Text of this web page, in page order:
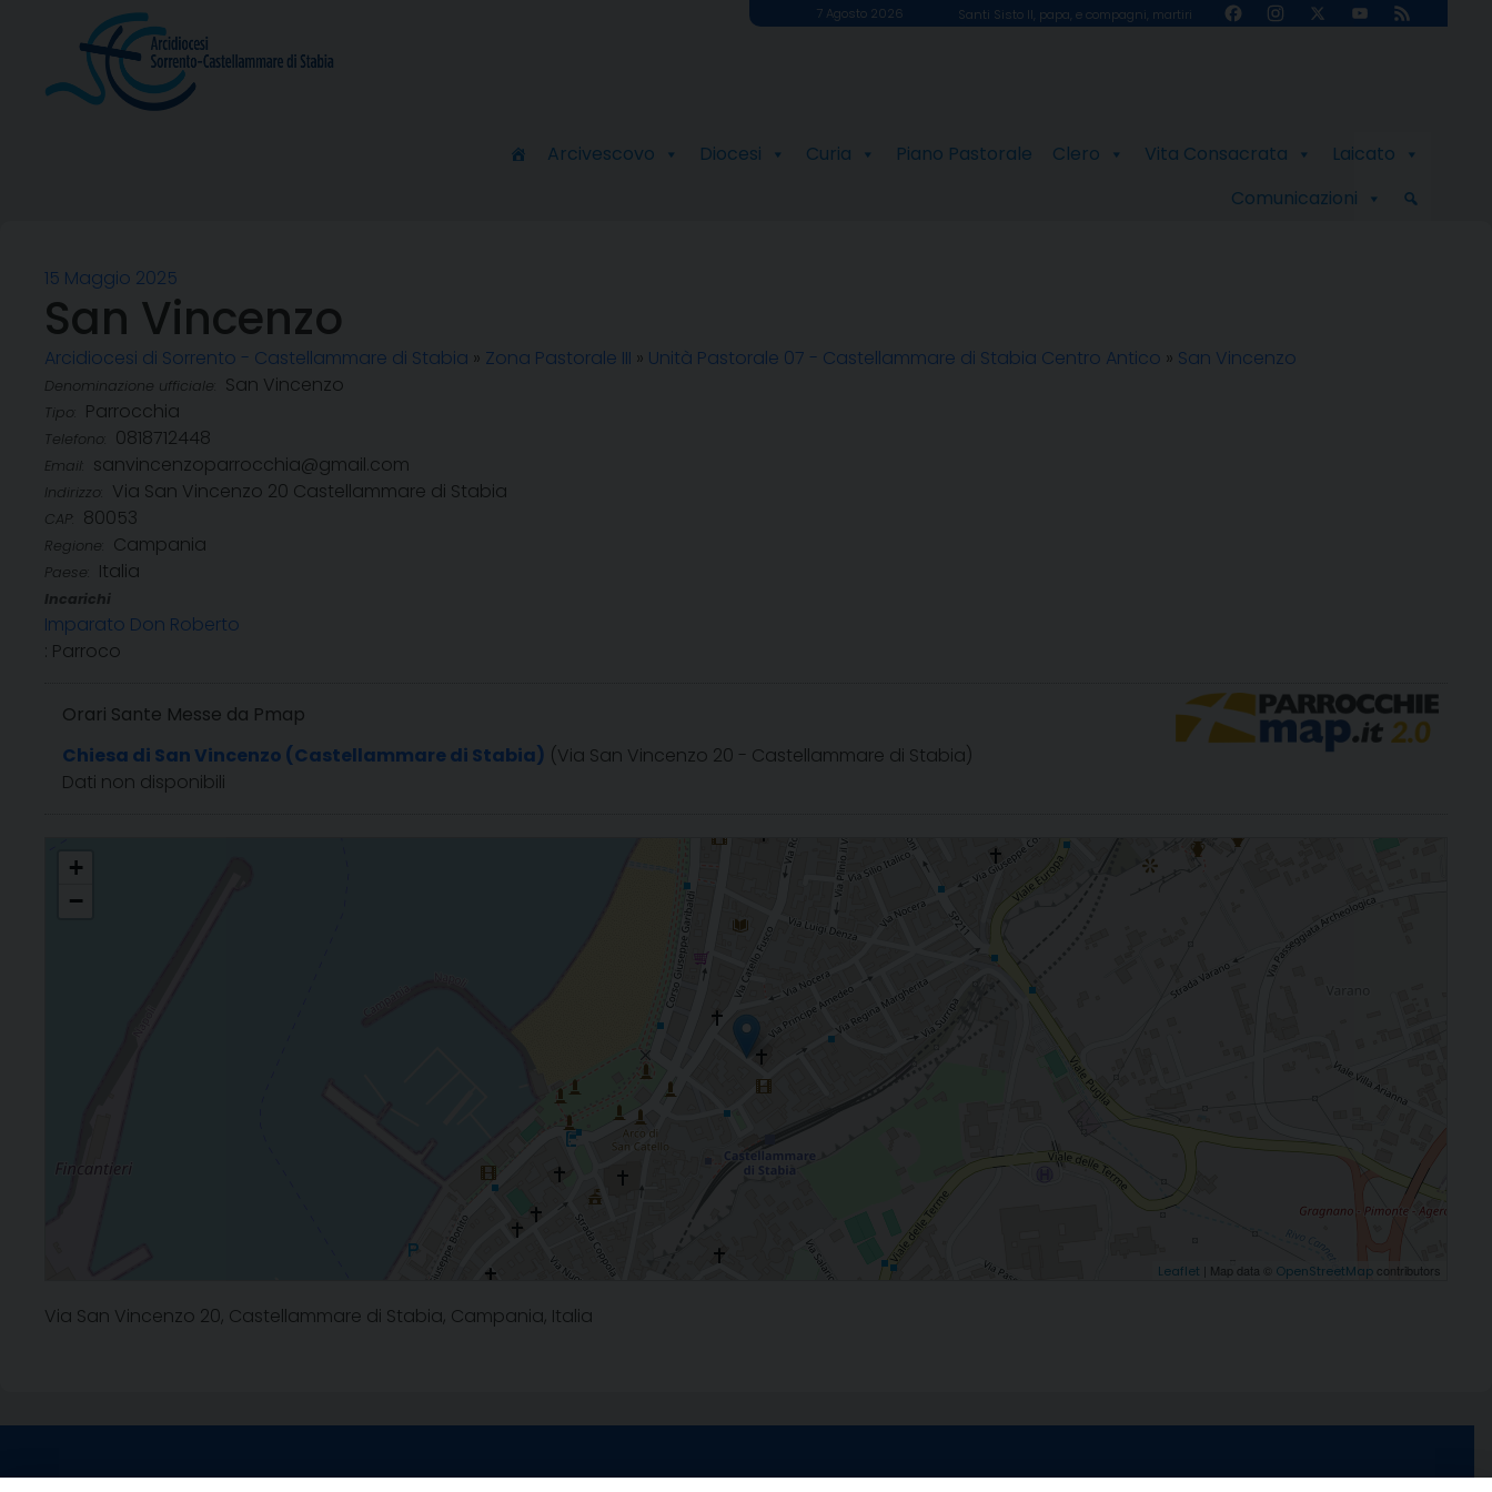
7 Agosto 2026 Santi Sisto II, papa, e compagni, martiri FacebookInstagram
X
YouTube
Feed
Arcivescovo Diocesi Curia Piano Pastorale Clero Vita Consacrata
Laicato
Comunicazioni
15 Maggio 2025
San Vincenzo
Arcidiocesi di Sorrento - Castellammare di Stabia » Zona Pastorale III » Unità Pastorale 07 - Castellammare di Stabia Centro Antico » San Vincenzo
Denominazione ufficiale: San Vincenzo
Tipo: Parrocchia
Telefono: 0818712448
Email: sanvincenzoparrocchia@gmail.com
Indirizzo: Via San Vincenzo 20 Castellammare di Stabia
CAP: 80053
Regione: Campania
Paese: Italia
Incarichi
Imparato Don Roberto
: Parroco
Orari Sante Messe da Pmap
Chiesa di San Vincenzo (Castellammare di Stabia) (Via San Vincenzo 20 - Castellammare di Stabia)
Dati non disponibili
+
−
Leaflet | Map data © OpenStreetMap contributors
Via San Vincenzo 20, Castellammare di Stabia, Campania, Italia